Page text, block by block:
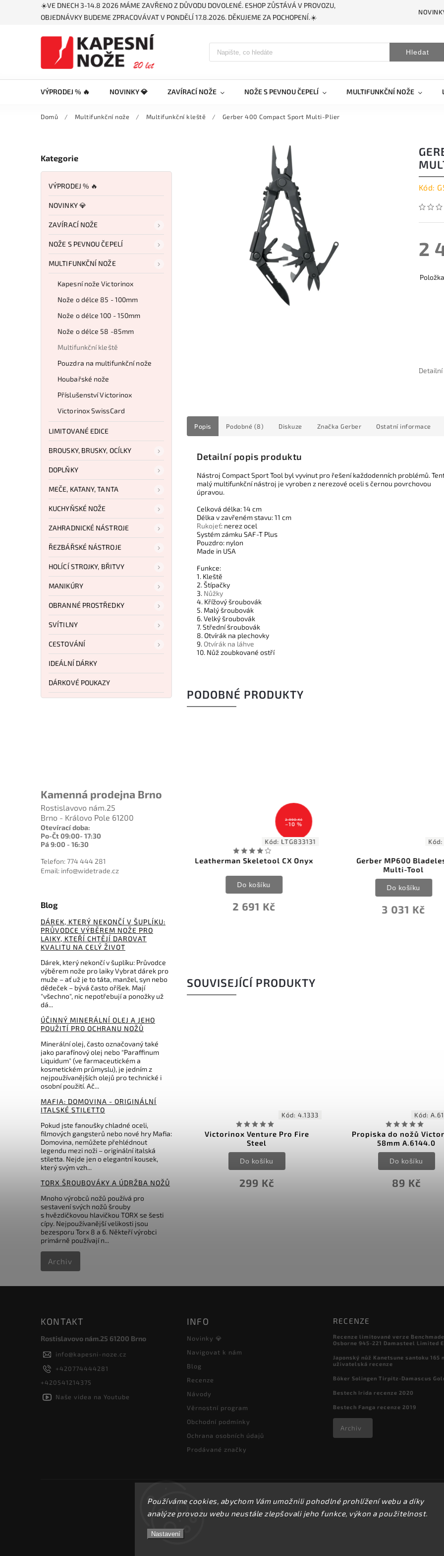
Používáme cookies, abychom Vám umožnili pohodlné prohlížení webu a díky
analýze provozu webu neustále zlepšovali jeho funkce, výkon a použitelnost.
Nastavení
☀️VE DNECH 3-14.8 2026 MÁME ZAVŘENO Z DŮVODU DOVOLENÉ. ESHOP ZŮSTÁVÁ V PROVOZU,
OBJEDNÁVKY BUDEME ZPRACOVÁVAT V PONDĚLÍ 17.8.2026. DĚKUJEME ZA POCHOPENÍ.☀️
Hledat
VÝPRODEJ % 🔥 NOVINKY 💎 ZAVÍRACÍ NOŽE NOŽE S PEVNOU ČEPELÍ MULTIFUNKČNÍ NOŽE
Domů / Multifunkční nože / Multifunkční kleště / Gerber 400 Compact Sport Multi-Plier
Kategorie
VÝPRODEJ % 🔥
NOVINKY 💎
ZAVÍRACÍ NOŽE
NOŽE S PEVNOU ČEPELÍ
MULTIFUNKČNÍ NOŽE
Kapesní nože Victorinox
Nože o délce 85 - 100mm
Nože o délce 100 - 150mm
Nože o délce 58 -85mm
Multifunkční kleště
Pouzdra na multifunkční nože
Houbařské nože
Příslušenství Victorinox
Victorinox SwissCard
LIMITOVANÉ EDICE
BROUSKY, BRUSKY, OCÍLKY
DOPLŇKY
MEČE, KATANY, TANTA
KUCHYŇSKÉ NOŽE
ZAHRADNICKÉ NÁSTROJE
ŘEZBÁŘSKÉ NÁSTROJE
HOLÍCÍ STROJKY, BŘITVY
MANIKÚRY
OBRANNÉ PROSTŘEDKY
SVÍTILNY
CESTOVÁNÍ
IDEÁLNÍ DÁRKY
DÁRKOVÉ POUKAZY
Kamenná prodejna Brno
Rostislavovo nám.25
Brno - Královo Pole 61200
Otevírací doba:
Po-Čt 09:00- 17:30
Pá 9:00 - 16:30
Telefon: 774 444 281
Email: info@widetrade.cz
Blog
DÁREK, KTERÝ NEKONČÍ V ŠUPLÍKU:
PRŮVODCE VÝBĚREM NOŽE PRO
LAIKY, KTEŘÍ CHTĚJÍ DAROVAT
KVALITU NA CELÝ ŽIVOT
Dárek, který nekončí v šuplíku: Průvodce
výběrem nože pro laiky Vybrat dárek pro
muže – ať už je to táta, manžel, syn nebo
dědeček – bývá často oříšek. Mají
"všechno", nic nepotřebují a ponožky už
dá...
ÚČINNÝ MINERÁLNÍ OLEJ A JEHO
POUŽITÍ PRO OCHRANU NOŽŮ
Minerální olej, často označovaný také
jako parafínový olej nebo "Paraffinum
Liquidum" (ve farmaceutickém a
kosmetickém průmyslu), je jedním z
nejpoužívanějších olejů pro technické i
osobní použití. Ač...
MAFIA: DOMOVINA - ORIGINÁLNÍ
ITALSKÉ STILETTO
Pokud jste fanoušky chladné oceli,
filmových gangsterů nebo nové hry Mafia:
Domovina, nemůžete přehlédnout
legendu mezi noži – originální italská
stiletta. Nejde jen o elegantní kousek,
který svým vzh...
TORX ŠROUBOVÁKY A ÚDRŽBA NOŽŮ
Mnoho výrobců nožů používá pro
sestavení svých nožů šrouby
s hvězdičkovou hlavičkou TORX se šesti
cípy. Nejpoužívanější velikosti jsou
bezesporu Torx 8 a 6. Někteří výrobci
primárně používají n...
Archiv
Kód:
2
Popis Podobné (8) Diskuze Značka Gerber Ostatní informace
Detailní popis produktu
Nástroj Compact Sport Tool byl vyvinut pro řešení každodenních problémů.
malý multifunkční nástroj je vyroben z nerezové oceli s černou povrchovou
úpravou.
Celková délka: 14 cm
Délka v zavřeném stavu: 11 cm
Rukojeť: nerez ocel
Systém zámku SAF-T Plus
Pouzdro: nylon
Made in USA
Funkce:
1. Kleště
2. Štípačky
3. Nůžky
4. Křížový šroubovák
5. Malý šroubovák
6. Velký šroubovák
7. Střední šroubovák
8. Otvírák na plechovky
9. Otvírák na láhve
10. Nůž zoubkované ostří
PODOBNÉ PRODUKTY
Leatherman Skeletool CX Onyx
Kód:G0952
Gerber MP600 Bladeless
3 031 Kč
Do košíku
Kód:
CRKT HangPry Pry Bar
Blast
1 424 Kč
Do košíku
SOUVISEJÍCÍ PRODUKTY
Victorinox Venture Pro Fire
Steel
299 Kč
Do košíku
A.6144.0.10
Propiska do nožů Victorinox
58mm A.6144.0
89 Kč
Do košíku
Kód:
Párátko malé A.6141
15 Kč
Do košíku
KONTAKT
Rostislavovo nám.25 61200 Brno
info@kapesni-noze.cz
+420774444281
+420541214375
Naše videa na Youtube
INFO
Novinky 💎
Navigovat k nám
Blog
Recenze
Návody
Věrnostní program
Obchodní podmínky
Ochrana osobních údajů
Prodávané značky
RECENZE
Recenze limitované verze
Osborne 945-221 Damasteel Limited
Japonský nůž Kanetsune santoku 165
uživatelská recenze
Böker Solingen Tirpitz-Damascus
Bestech Irida recenze 2020
Bestech Fanga recenze 2019
Archiv
Copyright 2026kapesni-noze.cz . Všechna práva vyhrazena.
Upravit nastavení cookies